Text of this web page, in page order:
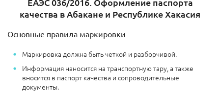
качества в Абакане и Республике Хакасия
Основные правила маркировки
Маркировка должна быть четкой и разборчивой.
Информация наносится на транспортную тару, а также
вносится в паспорт качества и сопроводительные
документы.